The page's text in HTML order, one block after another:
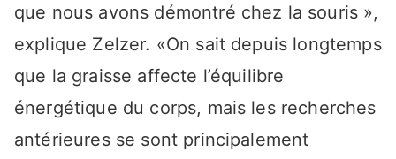
que nous avons démontré chez la souris »,
explique Zelzer. «On sait depuis longtemps
que la graisse affecte l’équilibre
énergétique du corps, mais les recherches
antérieures se sont principalement